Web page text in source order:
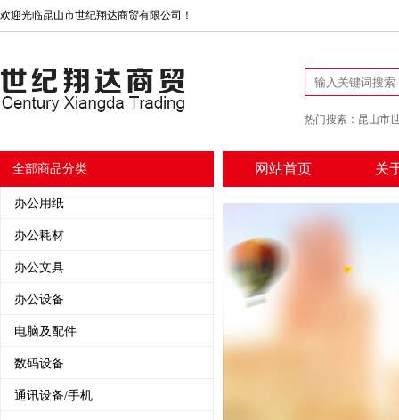
欢迎光临昆山市世纪翔达商贸有限公司！
热门搜索： 昆山市
全部商品分类
办公用纸
办公耗材
办公文具
办公设备
电脑及配件
数码设备
通讯设备/手机
网站首页 关